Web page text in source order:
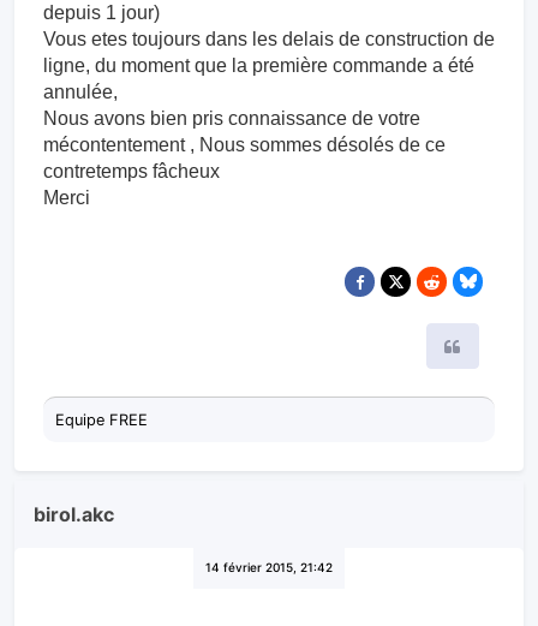
depuis 1 jour)
Vous etes toujours dans les delais de construction de
ligne, du moment que la première commande a été
annulée,
Nous avons bien pris connaissance de votre
mécontentement , Nous sommes désolés de ce
contretemps fâcheux
Merci
Equipe FREE
birol.akc
14 février 2015, 21:42